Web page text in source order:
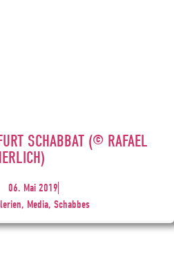
SCHABBAT (© RAFAEL
06. Mai 2019
Media, Schabbes